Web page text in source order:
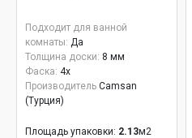
Подходит для ванной
комнаты: Да
Толщина доски: 8 мм
Фаска: 4x
Производитель Camsan
(Турция)
Площадь упаковки: 2.13м2